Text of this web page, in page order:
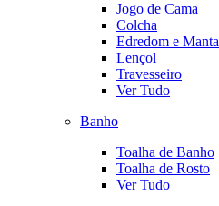
Jogo de Cama
Colcha
Edredom e Manta
Lençol
Travesseiro
Ver Tudo
Banho
Toalha de Banho
Toalha de Rosto
Ver Tudo